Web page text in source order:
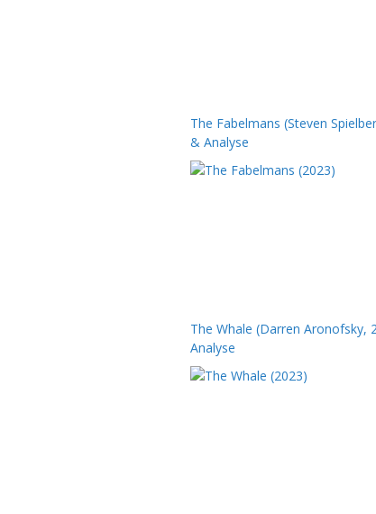
The Fabelmans (Steven
& Analyse
The Whale (Darren Aronofsky,
Analyse